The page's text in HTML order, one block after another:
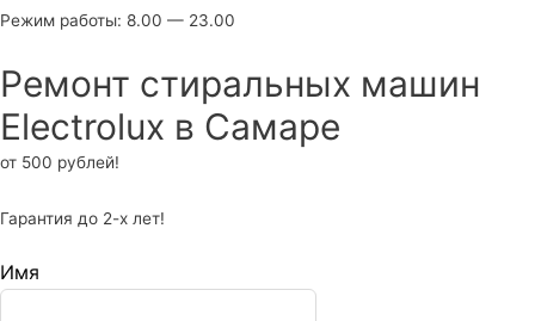
Режим работы: 8.00 — 23.00
Ремонт стиральных машин
Electrolux в Самаре
от 500 рублей!
Гарантия до 2-х лет!
Leave
Имя